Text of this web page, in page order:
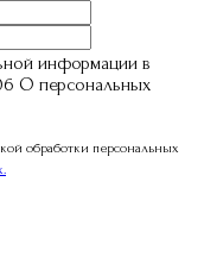
информации в
О персональных
обработки персональных